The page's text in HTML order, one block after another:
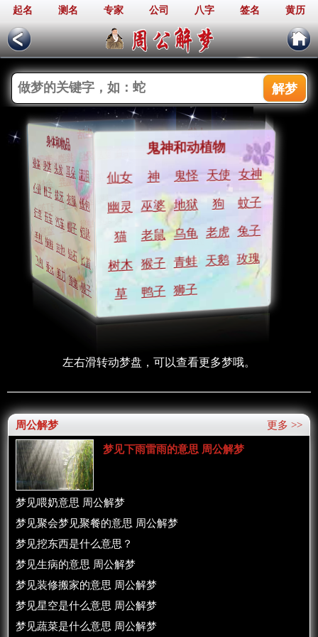
起名 测名 专家 公司 八字 签名 黄历
周公解梦
热门梦境
蛇
神
猫
火
死人
少女
父母
妻子
丈夫
树木
厕所
香水
乳房
人物
父母
老师
情人
小孩
兄弟
医生
和尚
女人
丈夫
同学
领导
同事
小偷
少女
导师
小贩
英雄
邻居
男孩
生活
爱情
妻子
发誓
遗弃
私奔
抛弃
金钱
表扬
惩罚
打架
强盗
地狱
战争
监狱 音乐
身体和物品
裸体身体 头发 耳朵 流泪
心脏 肚子拔牙 衣服 钱包
行李开车 汽车 帽子 钥匙
手机拖鞋 吉他 钻石 匕首
飞机香水剪刀 首饰镜子
鬼神和动植物
仙女 神 鬼怪 天使 女神
幽灵 巫婆 地狱 狗 蚊子
猫 老鼠 乌龟 老虎 兔子
树木 猴子 青蛙 天鹅 玫瑰
草 鸭子 狮子
左右滑转动梦盘，可以查看更多梦哦。
更多 >>
周公解梦
梦见下雨雷雨的意思 周公解梦
梦见喂奶意思 周公解梦
梦见聚会梦见聚餐的意思 周公解梦
梦见挖东西是什么意思？
梦见生病的意思 周公解梦
梦见装修搬家的意思 周公解梦
梦见星空是什么意思 周公解梦
梦见蔬菜是什么意思 周公解梦